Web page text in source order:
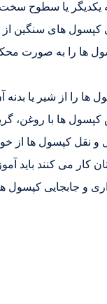
یکدیگر یا سطوح سخت
های سنگین از
ها را به صورت
را از شیر یا بدنه
ها با روغن،
و نقل کپسول ها از
کار می کنند باید
و جابجایی کپسول